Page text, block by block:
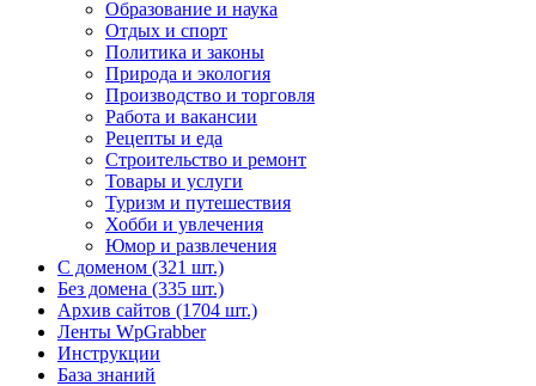
Образование и наука
Отдых и спорт
Политика и законы
Природа и экология
Производство и торговля
Работа и вакансии
Рецепты и еда
Строительство и ремонт
Товары и услуги
Туризм и путешествия
Хобби и увлечения
Юмор и развлечения
С доменом (321 шт.)
Без домена (335 шт.)
Архив сайтов (1704 шт.)
Ленты WpGrabber
Инструкции
База знаний